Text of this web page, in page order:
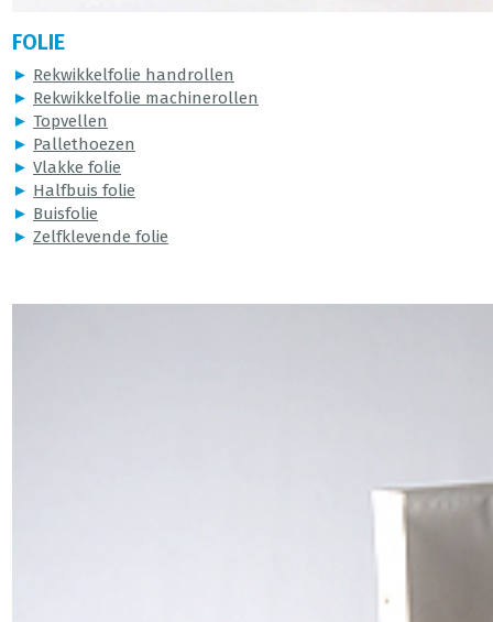
FOLIE
► Rekwikkelfolie handrollen
► Rekwikkelfolie machinerollen
► Topvellen
► Pallethoezen
► Vlakke folie
► Halfbuis folie
► Buisfolie
► Zelfklevende folie